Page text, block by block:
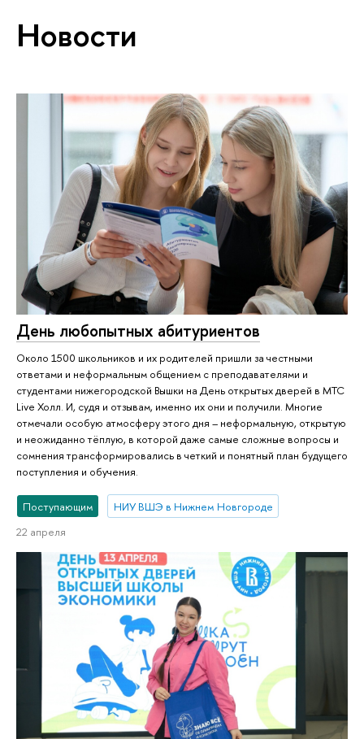
Новости
День любопытных абитуриентов
Около 1500 школьников и их родителей пришли за честными
ответами и неформальным общением с преподавателями и
студентами нижегородской Вышки на День открытых дверей в МТС
Live Холл. И, судя и отзывам, именно их они и получили. Многие
отмечали особую атмосферу этого дня – неформальную, открытую
и неожиданно тёплую, в которой даже самые сложные вопросы и
сомнения трансформировались в четкий и понятный план будущего
поступления и обучения.
Поступающим
НИУ ВШЭ в Нижнем Новгороде
22 апреля